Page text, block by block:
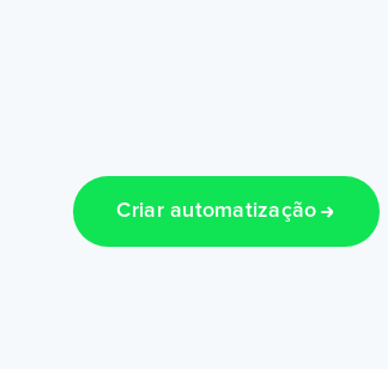
Criar automatização